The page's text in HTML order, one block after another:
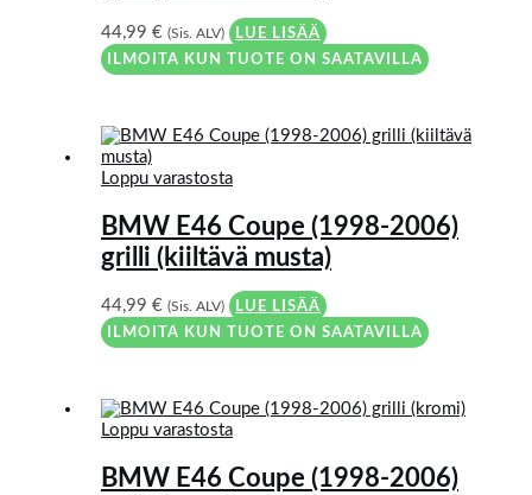
44,99€ (Sis. ALV)
LUE LISÄÄ
ILMOITA KUN TUOTE ON SAATAVILLA
Loppu varastosta
BMW E46 Coupe (1998-2006)
grilli (kiiltävä musta)
44,99€ (Sis. ALV)
LUE LISÄÄ
ILMOITA KUN TUOTE ON SAATAVILLA
Loppu varastosta
BMW E46 Coupe (1998-2006)